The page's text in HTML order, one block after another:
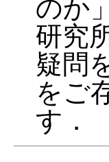
のか
研究
疑問
をご
す．